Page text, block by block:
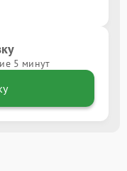
5 минут